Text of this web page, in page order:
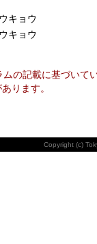
キョウ
キョウ
の記載に基づいて
ります。
Copyright (c)